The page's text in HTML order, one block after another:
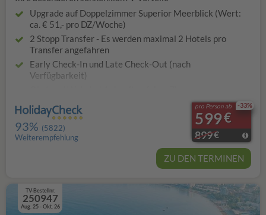
Upgrade auf Doppelzimmer Superior Meerblick (Wert:
ca. € 51,- pro DZ/Woche)
2 Stopp Transfer - Es werden maximal 2 Hotels pro
Transfer angefahren
Early Check-In und Late Check-Out (nach
Verfügbarkeit)
1x Strandtasche pro Zimmer
40% Ermäßigung auf Wäscheservice
Flex4Kiss Tarif bei Neubuchung bis einschließlich
30.06.2026 inklusive*
93% (5822)
Weiterempfehlung
-33%
pro Person ab
599€
899€
ZU DEN TERMINEN
TV-Bestellnr.
250947
Aug. 25 - Okt. 26